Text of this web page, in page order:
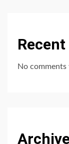
No comments